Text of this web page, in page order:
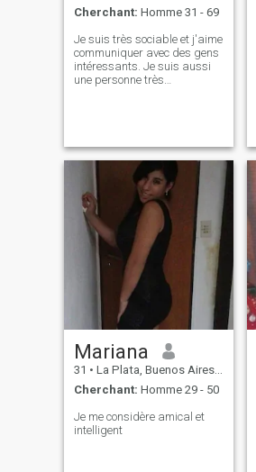
Cherchant: Homme 31 - 69
Je suis très sociable et j'aime
communiquer avec des gens
intéressants. Je suis aussi
une personne très
profiter du beau temps.
J’adore danser parce que ça
me donne l’opportunité d’être
en forme et de me sentir plus
féminine
Mariana
31 • La Plata, Buenos Aires, Argentine
Cherchant: Homme 29 - 50
Je me considère amical et
intelligent